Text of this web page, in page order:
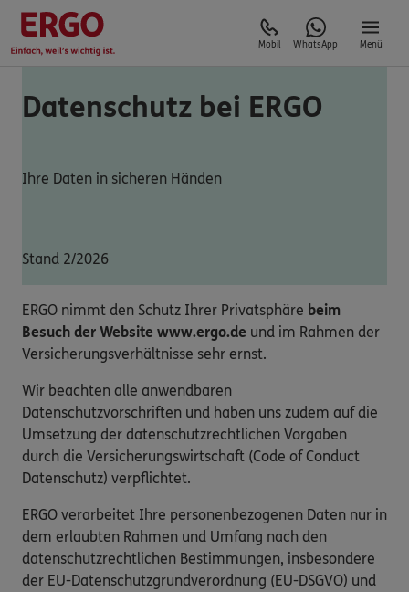
Mobil WhatsApp Menü
Datenschutz bei ERGO
Ihre Daten in sicheren Händen
Stand 2/2026
ERGO nimmt den Schutz Ihrer Privatsphäre beim
Besuch der Website www.ergo.de und im Rahmen der
Versicherungsverhältnisse sehr ernst.
Wir beachten alle anwendbaren
Datenschutzvorschriften und haben uns zudem auf die
Umsetzung der datenschutzrechtlichen Vorgaben
durch die Versicherungswirtschaft (Code of Conduct
Datenschutz) verpflichtet.
ERGO verarbeitet Ihre personenbezogenen Daten nur in
dem erlaubten Rahmen und Umfang nach den
datenschutzrechtlichen Bestimmungen, insbesondere
der EU-Datenschutzgrundverordnung (EU-DSGVO) und